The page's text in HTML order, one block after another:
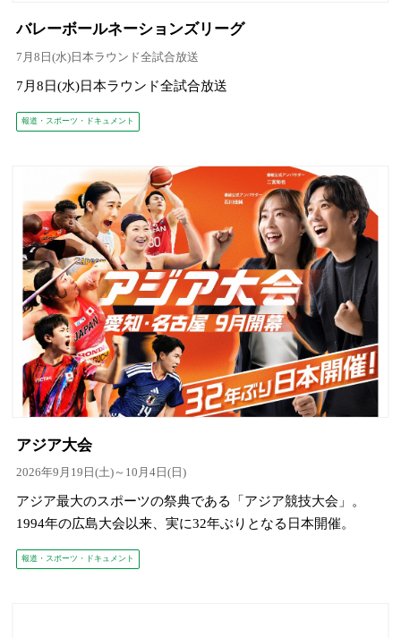
バレーボールネーションズリーグ
7月8日(水)日本ラウンド全試合放送
7月8日(水)日本ラウンド全試合放送
報道・スポーツ・ドキュメント
アジア大会
2026年9月19日(土)～10月4日(日)
アジア最大のスポーツの祭典である「アジア競技大会」。
1994年の広島大会以来、実に32年ぶりとなる日本開催。
報道・スポーツ・ドキュメント